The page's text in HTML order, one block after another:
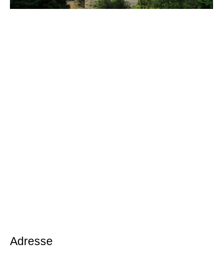
Adresse